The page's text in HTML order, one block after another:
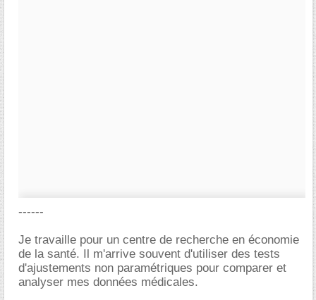
------
Je travaille pour un centre de recherche en économie
de la santé. Il m'arrive souvent d'utiliser des tests
d'ajustements non paramétriques pour comparer et
analyser mes données médicales.